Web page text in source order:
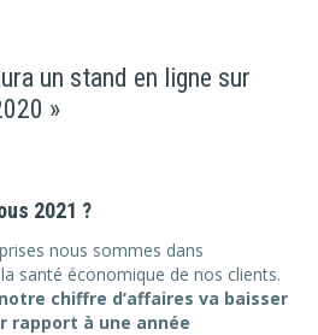
un stand en ligne sur
»
2021 ?
nous sommes dans
santé économique de nos clients.
notre chiffre d’affaires va baisser
rapport à une année